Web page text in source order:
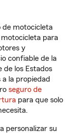
de motocicleta
motocicleta para
y
confiable de la
de los Estados
a la propiedad
seguro de
para que solo
personalizar su